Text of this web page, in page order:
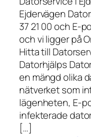
Ejdervägen
37 21 00 och E-
och vi ligger på
Hitta till
Datorhjälps
en mängd olika
nätverket som
lägenheten, E-
infekterade
[…]